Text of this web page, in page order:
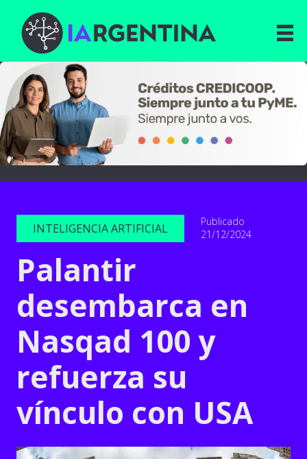
INTELIGENCIA ARTIFICIAL
Publicado
21/12/2024
Palantir
desembarca en
Nasqad 100 y
refuerza su
vínculo con USA